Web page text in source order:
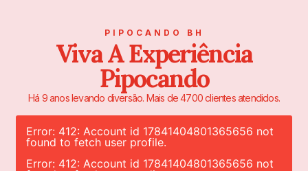
PIPOCANDO BH
Viva A Experiência
Pipocando
Há 9 anos levando diversão. Mais de 4700 clientes atendidos.
Error: 412: Account id 17841404801365656 not
found to fetch user profile.
Error: 412: Account id 17841404801365656 not